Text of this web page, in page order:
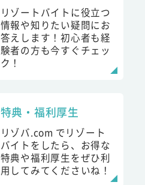
リゾートバイトに役立つ
情報や知りたい疑問にお
答えします！初心者も経
験者の方も今すぐチェッ
ク！
特典・福利厚生
リゾバ.com でリゾート
バイトをしたら、お得な
特典や福利厚生をぜひ利
用してみてくださいね！